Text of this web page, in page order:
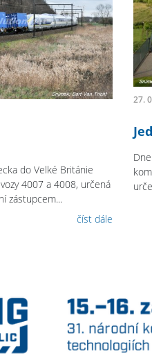
do Velké Británie
4007 a 4008, určená
zástupcem...
číst dále
27.